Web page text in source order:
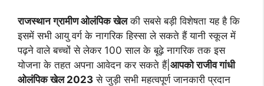
राजस्थान ग्रामीण ओलंपिक खेलकी सबसे बड़ी विशेषता यह है कि
इसमें सभी आयु वर्ग के नागरिक हिस्सा ले सकते हैं यानी स्कूल में
पढ़ने वाले बच्चों से लेकर 100 साल के बूढ़े नागरिक तक इस
योजना के तहत अपना आवेदन कर सकते हैं| आपको राजीव गांधी
ओलंपिक खेल 2023 से जुड़ी सभी महत्वपूर्ण जानकारी प्रदान